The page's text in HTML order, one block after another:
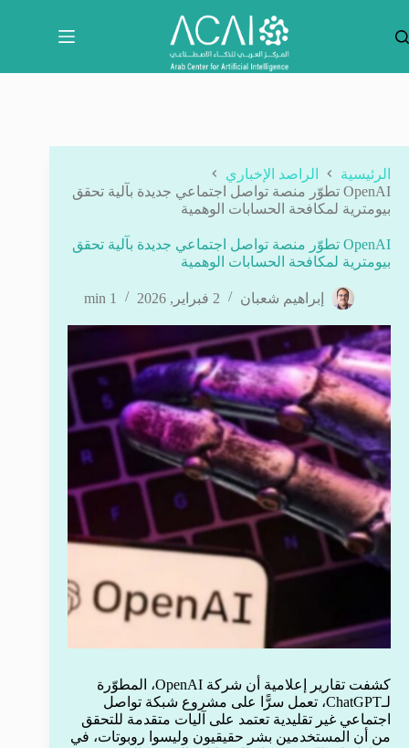
المحتوى
الرئيسية
الراصد الإخباري
OpenAI تطوّر منصة تواصل اجتماعي جديدة بآلية تحقق
بيومترية لمكافحة الحسابات الوهمية
OpenAI تطوّر منصة تواصل اجتماعي جديدة بآلية تحقق
بيومترية لمكافحة الحسابات الوهمية
إبراهيم شعبان 2 فبراير, 2026 1 min
كشفت تقارير إعلامية أن شركة OpenAI، المطوّرة
لـChatGPT، تعمل سرًّا على مشروع شبكة تواصل
اجتماعي غير تقليدية تعتمد على آليات متقدمة للتحقق
من أن المستخدمين بشر حقيقيون وليسوا روبوتات، في